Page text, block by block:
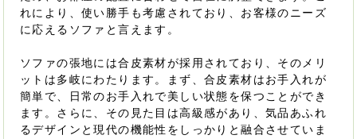
れにより、使い勝手も考慮されており、お客様のニーズ
に応えるソファと言えます。
ソファの張地には合皮素材が採用されており、そのメリ
ットは多岐にわたります。まず、合皮素材はお手入れが
簡単で、日常のお手入れで美しい状態を保つことができ
ます。さらに、その見た目は高級感があり、気品あふれ
るデザインと現代の機能性をしっかりと融合させていま